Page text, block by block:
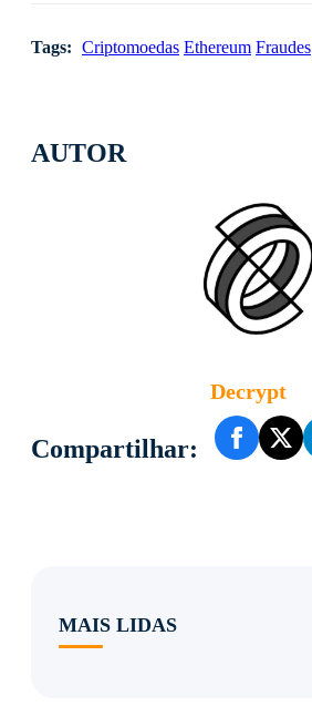
AUTOR
Decrypt
Compartilhar:
Tags: Criptomoedas Ethereum Fraudes
MAIS LIDAS